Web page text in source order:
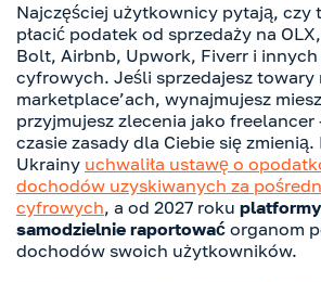
Najczęściej użytkownicy pytają, czy
płacić podatek od sprzedaży na
Bolt, Airbnb, Upwork, Fiverr i
cyfrowych. Jeśli sprzedajesz towary
marketplace’ach, wynajmujesz
przyjmujesz zlecenia jako freelancer
czasie zasady dla Ciebie się zmienią.
Ukrainy uchwaliła ustawę o
dochodów uzyskiwanych za
cyfrowych, a od 2027 roku
samodzielnie raportować organom
dochodów swoich użytkowników.